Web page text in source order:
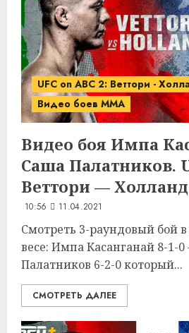
UFC on ABC 2: Веттори -
Видео боев MMA
Видео боя Импа
Саша Палатников.
Веттори — Холланд
10:56 11.04.2021
Смотреть 3-раундовый бой
весе: Импа Касанганай 8-1-
Палатников 6-2-0 который...
СМОТРЕТЬ ДАЛЕЕ